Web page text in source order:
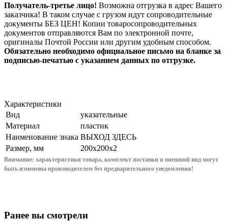
Получатель-третье лицо! Возможна отгрузка в адрес Вашего
заказчика! В таком случае с грузом идут сопроводительные
документы БЕЗ ЦЕН! Копии товаросопроводительных
документов отправляются Вам по электронной почте,
оригиналы Почтой России или другим удобным способом.
Обязательно необходимо официальное письмо на бланке за
подписью-печатью с указанием данных по отгрузке.
Характеристики
Вид
указательные
Материал
пластик
Наименование знака ВЫХОД ЗДЕСЬ
Размер, мм
200x200x2
Внимание: характеристики товара, комплект поставки и внешний вид могут
быть изменены производителем без предварительного уведомления!
Ранее вы смотрели